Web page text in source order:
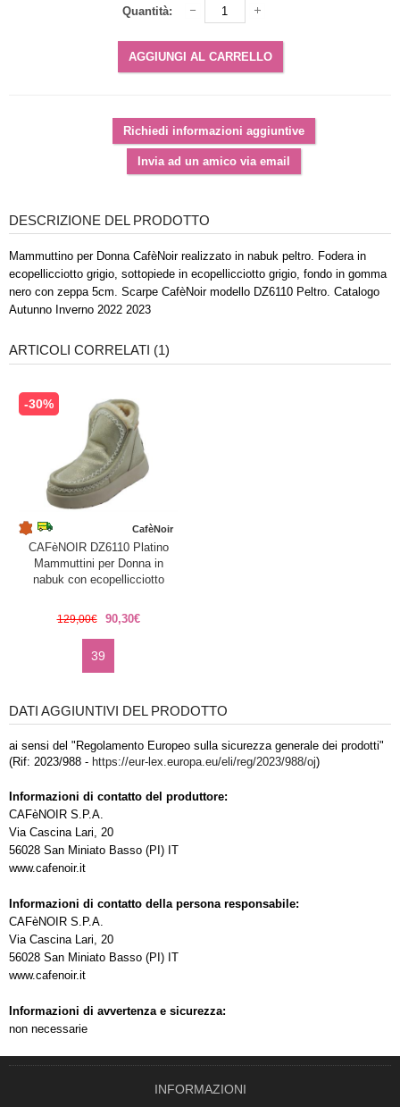
Quantità:
DESCRIZIONE DEL PRODOTTO
Mammuttino per Donna CafèNoir realizzato in nabuk peltro. Fodera in
ecopellicciotto grigio, sottopiede in ecopellicciotto grigio, fondo in gomma
nero con zeppa 5cm. Scarpe CafèNoir modello DZ6110 Peltro. Catalogo
Autunno Inverno 2022 2023
ARTICOLI CORRELATI (1)
-30%
CafèNoir
CAFèNOIR DZ6110 Platino
Mammuttini per Donna in
nabuk con ecopellicciotto
129,00€ 90,30€
39
DATI AGGIUNTIVI DEL PRODOTTO
ai sensi del "Regolamento Europeo sulla sicurezza generale dei prodotti"
(Rif: 2023/988 - https://eur-lex.europa.eu/eli/reg/2023/988/oj)
Informazioni di contatto del produttore:
CAFèNOIR S.P.A.
Via Cascina Lari, 20
56028 San Miniato Basso (PI) IT
www.cafenoir.it
Informazioni di contatto della persona responsabile:
CAFèNOIR S.P.A.
Via Cascina Lari, 20
56028 San Miniato Basso (PI) IT
www.cafenoir.it
Informazioni di avvertenza e sicurezza:
non necessarie
INFORMAZIONI